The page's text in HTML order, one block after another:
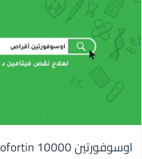
اوسوفورتين 10000 Ossofortin | فيتامين د أقراص